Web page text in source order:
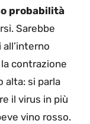
probabilità
Sarebbe
contrazione
alta: si parla
il virus in più
vino rosso.